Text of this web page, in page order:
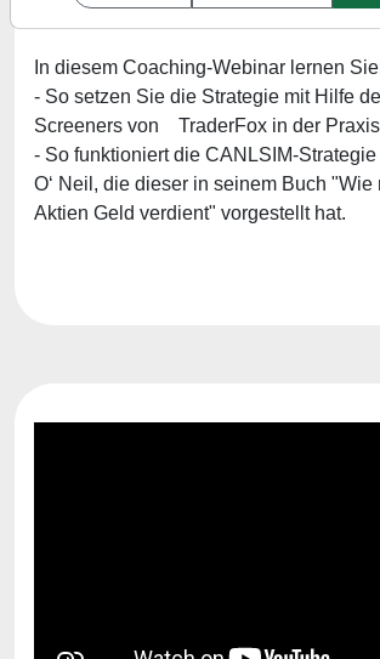
In diesem Coaching-Webinar lernen
- So setzen Sie die Strategie mit Hilfe
Screeners von TraderFox in der
- So funktioniert die CANLSIM-
O‘ Neil, die dieser in seinem Buch "Wie
Aktien Geld verdient" vorgestellt hat.